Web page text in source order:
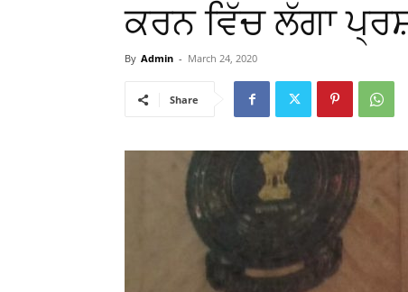
ਕਰਨ ਵਿੱਚ ਲੱਗਾ
By Admin - March 24, 2020
Share